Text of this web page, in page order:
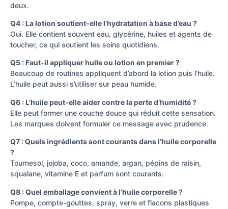
deux.
Q4 : La lotion soutient-elle l’hydratation à base d’eau ?
Oui. Elle contient souvent eau, glycérine, huiles et agents de
toucher, ce qui soutient les soins quotidiens.
Q5 : Faut-il appliquer huile ou lotion en premier ?
Beaucoup de routines appliquent d’abord la lotion puis l’huile.
L’huile peut aussi s’utiliser sur peau humide.
Q6 : L’huile peut-elle aider contre la perte d’humidité ?
Elle peut former une couche douce qui réduit cette sensation.
Les marques doivent formuler ce message avec prudence.
Q7 : Quels ingrédients sont courants dans l’huile corporelle
?
Tournesol, jojoba, coco, amande, argan, pépins de raisin,
squalane, vitamine E et parfum sont courants.
Q8 : Quel emballage convient à l’huile corporelle ?
Pompe, compte-gouttes, spray, verre et flacons plastiques